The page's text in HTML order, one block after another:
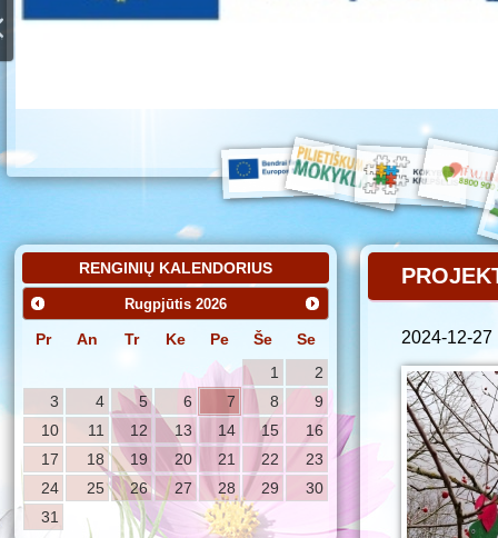
RENGINIŲ KALENDORIUS
Rugpjūtis 2026
Pr An Tr Ke Pe Še
Se
1
2
3
4 5 6 7 8
9
10
11 12 13 14 15
16
17
18 19 20 21 22
23
24
25 26 27 28 29
30
31
2024-12-27